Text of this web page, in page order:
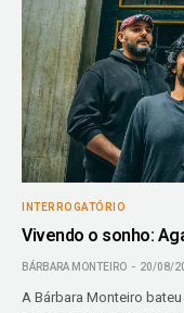
INTERROGATÓRIO
Vivendo o sonho:
BÁRBARA MONTEIRO 20/08/
A Bárbara Monteiro